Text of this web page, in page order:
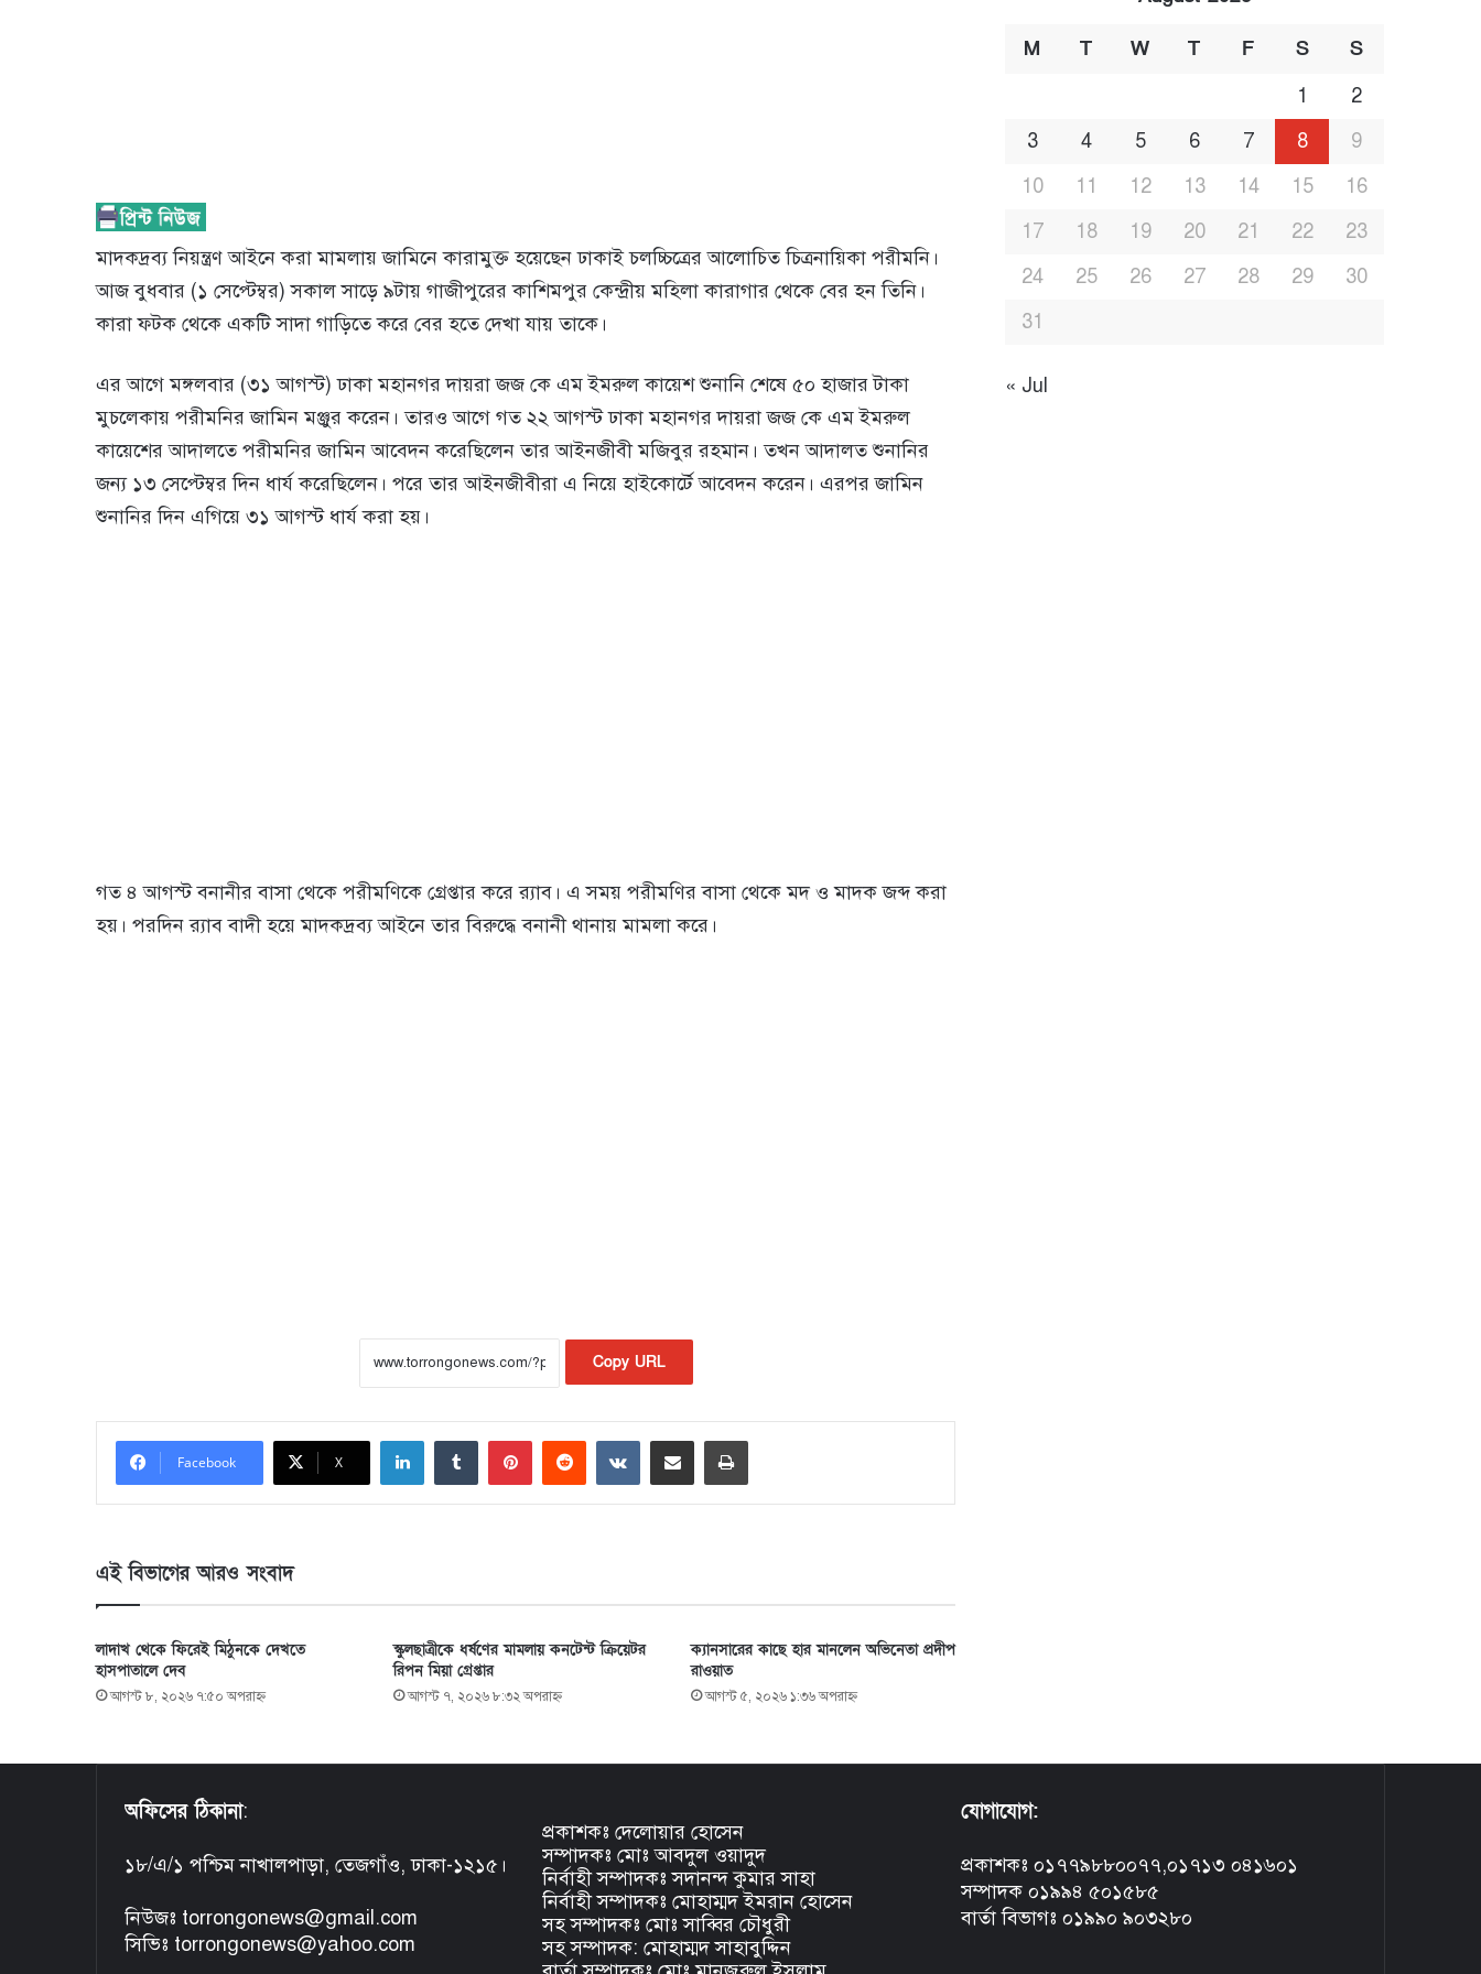
মাদকদ্রব্য নিয়ন্ত্রণ আইনে করা মামলায় জামিনে কারামুক্ত হয়েছেন ঢাকাই চলচ্চিত্রের আলোচিত চিত্রনায়িকা পরীমনি।
আজ বুধবার (১ সেপ্টেম্বর) সকাল সাড়ে ৯টায় গাজীপুরের কাশিমপুর কেন্দ্রীয় মহিলা কারাগার থেকে বের হন তিনি।
কারা ফটক থেকে একটি সাদা গাড়িতে করে বের হতে দেখা যায় তাকে।
এর আগে মঙ্গলবার (৩১ আগস্ট) ঢাকা মহানগর দায়রা জজ কে এম ইমরুল কায়েশ শুনানি শেষে ৫০ হাজার টাকা
মুচলেকায় পরীমনির জামিন মঞ্জুর করেন। তারও আগে গত ২২ আগস্ট ঢাকা মহানগর দায়রা জজ কে এম ইমরুল
কায়েশের আদালতে পরীমনির জামিন আবেদন করেছিলেন তার আইনজীবী মজিবুর রহমান। তখন আদালত শুনানির
জন্য ১৩ সেপ্টেম্বর দিন ধার্য করেছিলেন। পরে তার আইনজীবীরা এ নিয়ে হাইকোর্টে আবেদন করেন। এরপর জামিন
শুনানির দিন এগিয়ে ৩১ আগস্ট ধার্য করা হয়।
গত ৪ আগস্ট বনানীর বাসা থেকে পরীমণিকে গ্রেপ্তার করে র‌্যাব। এ সময় পরীমণির বাসা থেকে মদ ও মাদক জব্দ করা
হয়। পরদিন র‌্যাব বাদী হয়ে মাদকদ্রব্য আইনে তার বিরুদ্ধে বনানী থানায় মামলা করে।
Copy URL
Facebook X
LinkedIn VKontakte
এই বিভাগের আরও সংবাদ
লাদাখ থেকে ফিরেই মিঠুনকে দেখতে
হাসপাতালে দেব
আগস্ট ৮, ২০২৬ ৭:৫০ অপরাহ্ণ
স্কুলছাত্রীকে ধর্ষণের মামলায় কনটেন্ট ক্রিয়েটর
রিপন মিয়া গ্রেপ্তার
আগস্ট ৭, ২০২৬ ৮:৩২ অপরাহ্ণ
ক্যানসারের কাছে হার মানলেন অভিনেতা প্রদীপ
রাওয়াত
আগস্ট ৫, ২০২৬ ১:৩৬ অপরাহ্ণ
M T W T F S S
1
2
3
4 5 6 7 8
9
10
11 12 13 14 15
16
17
18 19 20 21 22
23
24
25 26 27 28 29
30
31
« Jul
অফিসের ঠিকানা:
১৮/এ/১ পশ্চিম নাখালপাড়া, তেজগাঁও, ঢাকা-১২১৫।
নিউজঃ torrongonews@gmail.com
সিভিঃ torrongonews@yahoo.com
প্রকাশকঃ দেলোয়ার হোসেন
সম্পাদকঃ মোঃ আবদুল ওয়াদুদ
নির্বাহী সম্পাদকঃ সদানন্দ কুমার সাহা
নির্বাহী সম্পাদকঃ মোহাম্মদ ইমরান হোসেন
সহ সম্পাদকঃ মোঃ সাব্বির চৌধুরী
সহ সম্পাদক: মোহাম্মদ সাহাবুদ্দিন
যোগাযোগ:
প্রকাশকঃ ০১৭৭৯৮৮০০৭৭,০১৭১৩ ০৪১৬০১
সম্পাদক ০১৯৯৪ ৫০১৫৮৫
বার্তা বিভাগঃ ০১৯৯০ ৯০৩২৮০